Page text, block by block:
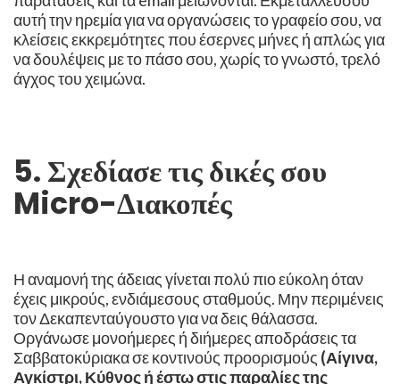
αυτή την ηρεμία για να οργανώσεις το γραφείο σου, να
κλείσεις εκκρεμότητες που έσερνες μήνες ή απλώς για
να δουλέψεις με το πάσο σου, χωρίς το γνωστό, τρελό
άγχος του χειμώνα.
5. Σχεδίασε τις δικές σου
Micro-Διακοπές
Η αναμονή της άδειας γίνεται πολύ πιο εύκολη όταν
έχεις μικρούς, ενδιάμεσους σταθμούς. Μην περιμένεις
τον Δεκαπενταύγουστο για να δεις θάλασσα.
Οργάνωσε μονοήμερες ή διήμερες αποδράσεις τα
Σαββατοκύριακα σε κοντινούς προορισμούς (Αίγινα,
Αγκίστρι, Κύθνος ή έστω στις παραλίες της